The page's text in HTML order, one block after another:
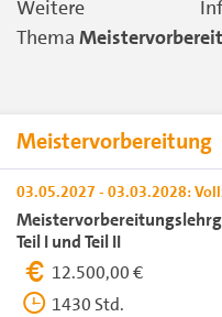
Weitere
Thema
Meistervorbereitung
03.05.2027 - 03.03.2028:
Teil I und Teil II
12.500,00 €
1430 Std.